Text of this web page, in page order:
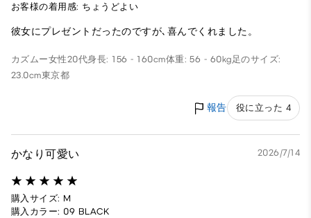
お客様の着用感: ちょうどよい
彼女にプレゼントだったのですが､喜んでくれました。
カズムー女性20代身長: 156 - 160cm体重: 56 - 60kg 足のサイズ:
23.0cm東京都
報告 役に立った 4
かなり可愛い 2026/7/14
購入サイズ: M
購入カラー: 09 BLACK